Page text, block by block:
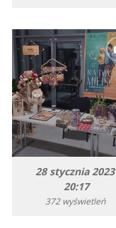
28 stycznia 2023
20:17
372 wyświetleń